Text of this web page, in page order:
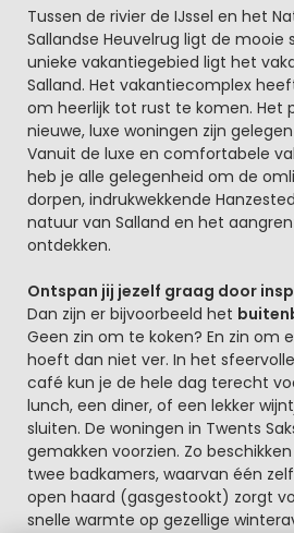
Beschrijving
Tussen de rivier de IJssel en het
Sallandse Heuvelrug ligt de mooie
unieke vakantiegebied ligt het
Salland. Het vakantiecomplex
om heerlijk tot rust te komen. Het
nieuwe, luxe woningen zijn
Vanuit de luxe en comfortabele
heb je alle gelegenheid om de
dorpen, indrukwekkende
natuur van Salland en het
ontdekken.
Ontspan jij jezelf graag door
Dan zijn er bijvoorbeeld het
Geen zin om te koken? En zin om
hoeft dan niet ver. In het
café kun je de hele dag terecht
lunch, een diner, of een lekker
sluiten. De woningen in Twents
gemakken voorzien. Zo
twee badkamers, waarvan één
open haard (gasgestookt) zorgt
snelle warmte op gezellige